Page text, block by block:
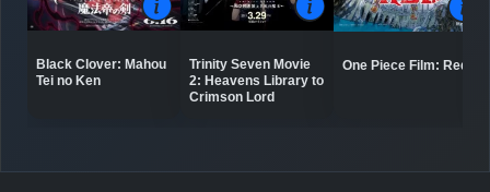
Black Clover: Mahou
Tei no Ken
Trinity Seven Movie
2: Heavens Library to
Crimson Lord
One Piece Film: Red